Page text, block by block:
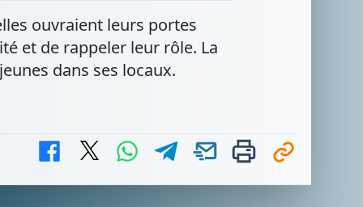
ouvraient leurs portes
et de rappeler leur rôle. La
dans ses locaux.